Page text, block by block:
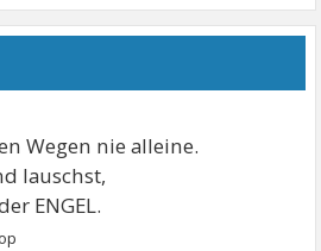
Wegen nie alleine.
lauschst,
ENGEL.